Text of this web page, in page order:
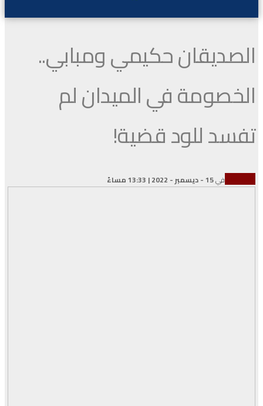
الصديقان حكيمي ومبابي..
الخصومة في الميدان لم
تفسد للود قضية!
في15 - ديسمبر - 2022 | 13:33 مساءً